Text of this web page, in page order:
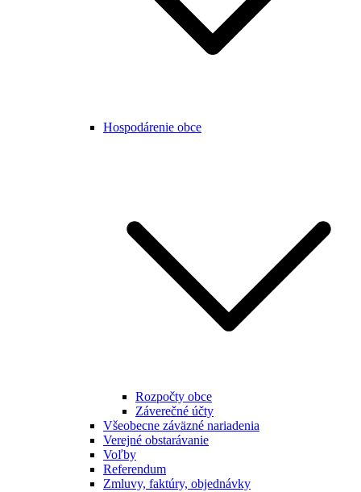
Hospodárenie obce
Rozpočty obce
Záverečné účty
Všeobecne záväzné nariadenia
Verejné obstarávanie
Voľby
Referendum
Zmluvy, faktúry, objednávky